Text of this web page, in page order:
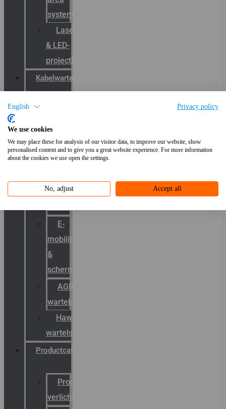
English Privacy policy
We use cookies
We may place these for analysis of our visitor data, to improve our website, show
personalised content and to give you a great website experience. For more information
about the cookies we use open the settings.
No, adjust Accept all
systemen
Laserbelijning
& LED-
projectie
Kabelwartels
kabelwartels
RVS
EMC
E-
mobility
&
schermstromen
AGRO
wartels
Hawke
wartels
Productcatalogus
Productcatalogus
verlichting